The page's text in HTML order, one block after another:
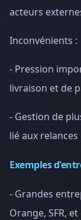
acteurs
Inconvénients :
- Pression
livraison et de
- Gestion de
lié aux relances
Exemples
- Grandes
Orange, SFR,